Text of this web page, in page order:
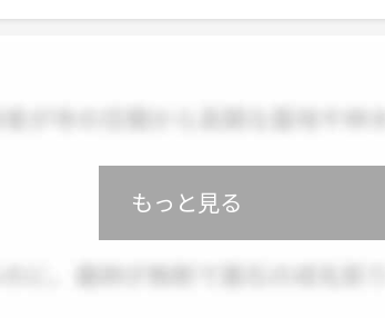
もっと見る